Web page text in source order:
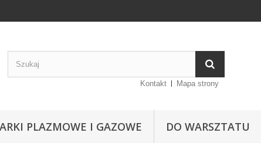
Kontakt Mapa strony
PLAZMOWE I GAZOWE DO WARSZTATU